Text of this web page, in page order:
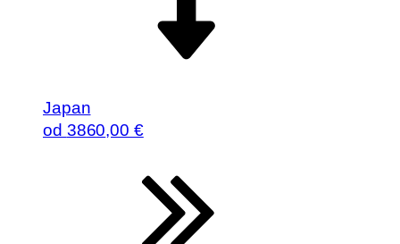
Japan
od 3860,00 €